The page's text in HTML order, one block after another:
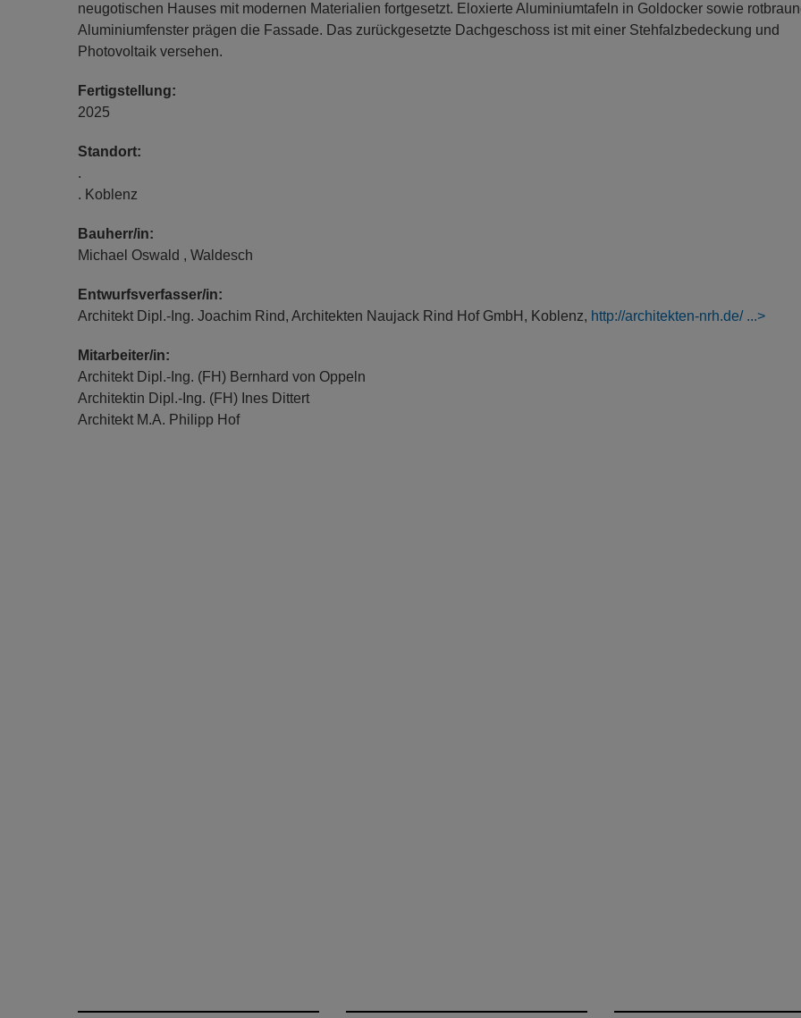
neugotischen Hauses mit modernen Materialien fortgesetzt. Eloxierte Aluminiumtafeln in Goldocker sowie
Aluminiumfenster prägen die Fassade. Das zurückgesetzte Dachgeschoss ist mit einer Stehfalzbedeckung und
Photovoltaik versehen.
Fertigstellung:
2025
Standort:
.
. Koblenz
Bauherr/in:
Michael Oswald , Waldesch
Entwurfsverfasser/in:
Architekt Dipl.-Ing. Joachim Rind, Architekten Naujack Rind Hof GmbH, Koblenz, http://architekten-nrh.de/
Mitarbeiter/in:
Architekt Dipl.-Ing. (FH) Bernhard von Oppeln
Architektin Dipl.-Ing. (FH) Ines Dittert
Architekt M.A. Philipp Hof